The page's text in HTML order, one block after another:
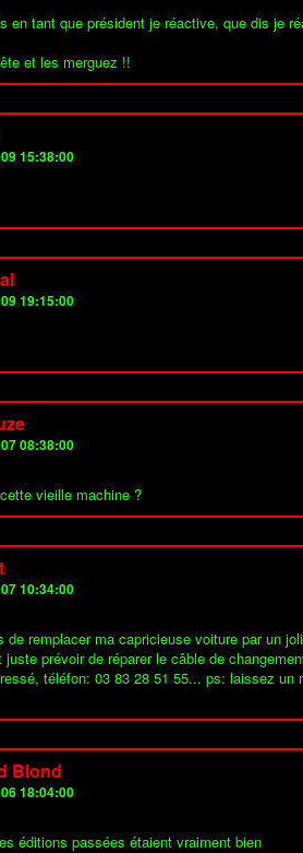
en tant que président je réactive, que dis je
et les merguez !!
15:38:00
19:15:00
08:38:00
vieille machine ?
10:34:00
remplacer ma capricieuse voiture par un
juste prévoir de réparer le câble de
téléfon: 03 83 28 51 55... ps: laissez un
Blond
18:04:00
éditions passées étaient vraiment bien